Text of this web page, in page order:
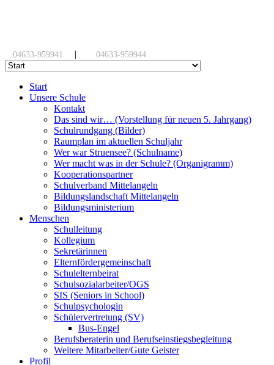
04633-959941 | 04633-959944
Start
Unsere Schule
Kontakt
Das sind wir… (Vorstellung für neuen 5. Jahrgang)
Schulrundgang (Bilder)
Raumplan im aktuellen Schuljahr
Wer war Struensee? (Schulname)
Wer macht was in der Schule? (Organigramm)
Kooperationspartner
Schulverband Mittelangeln
Bildungslandschaft Mittelangeln
Bildungsministerium
Menschen
Schulleitung
Kollegium
Sekretärinnen
Elternfördergemeinschaft
Schulelternbeirat
Schulsozialarbeiter/OGS
SIS (Seniors in School)
Schulpsychologin
Schülervertretung (SV)
Bus-Engel
Berufsberaterin und Berufseinstiegsbegleitung
Weitere Mitarbeiter/Gute Geister
Profil